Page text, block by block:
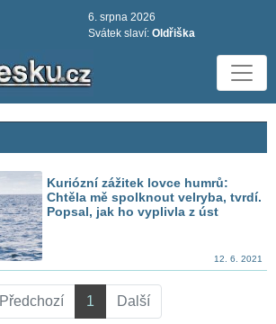
6. srpna 2026
Svátek slaví: Oldřiška
Kuriózní zážitek lovce humrů:
Chtěla mě spolknout velryba, tvrdí.
Popsal, jak ho vyplivla z úst
12. 6. 2021
Předchozí 1 Další